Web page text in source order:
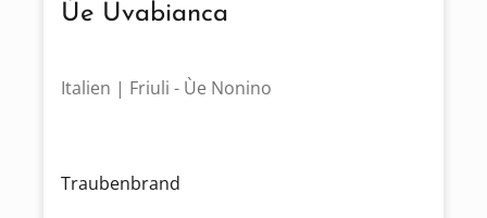
Ùe Uvabianca
Italien | Friuli - Ùe Nonino
Traubenbrand